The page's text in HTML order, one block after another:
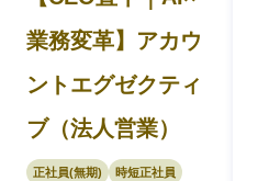
業務変革】アカウ
ントエグゼクティ
ブ（法人営業）
正社員(無期)
時短正社員